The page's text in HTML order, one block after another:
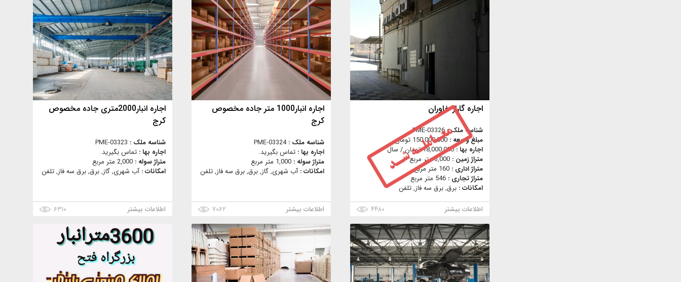
اجاره گاراژ خاوران
شناسه ملک :PME-03326
مبلغ ودیعه : 150,000,000 تومان
اجاره بها :18,000,000 تومان / سال
متراژ زمین : 3,000 متر مربع
متراژ اداری : 160 متر مربع
متراژ تجاری : 546 متر مربع
امکانات : برق, برق سه فاز, تلفن
اطلاعات بیشتر
۴۴۸۰
اجاره انبار1000 متر جاده مخصوص
کرج
شناسه ملک :PME-03324
اجاره بها : تماس بگیرید.
متراژ سوله : 1,000 متر مربع
امکانات :آب شهری, گاز, برق, برق سه فاز, تلفن
اطلاعات بیشتر ۷۰۶۲
اجاره انبار2000متری جاده مخصوص
کرج
شناسه ملک : PME-03323
اجاره بها : تماس بگیرید.
متراژ سوله : 2,000 متر مربع
امکانات :آب شهری, گاز, برق, برق سه فاز, تلفن
اطلاعات بیشتر ۶۳۱۰